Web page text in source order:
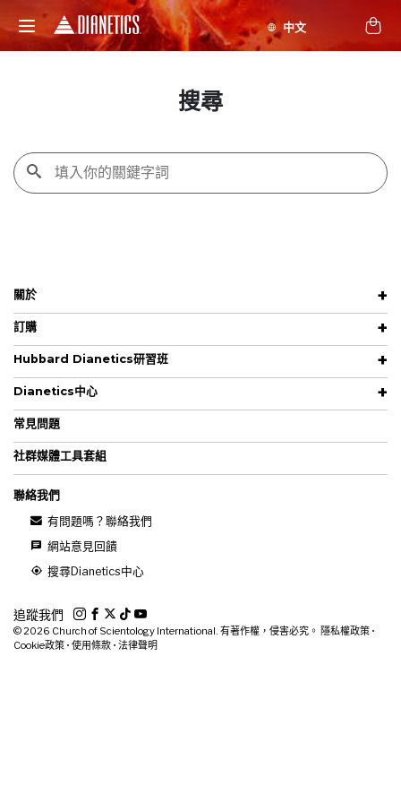
搜尋
關於
訂購
Hubbard Dianetics研習班
Dianetics中心
常見問題
社群媒體工具套組
聯絡我們
有問題嗎？聯絡我們
網站意見回饋
搜尋Dianetics中心
追蹤我們
© 2026 Church of Scientology International. 有著作權，侵害必究。 隱私權政策 •
Cookie政策 • 使用條款 • 法律聲明